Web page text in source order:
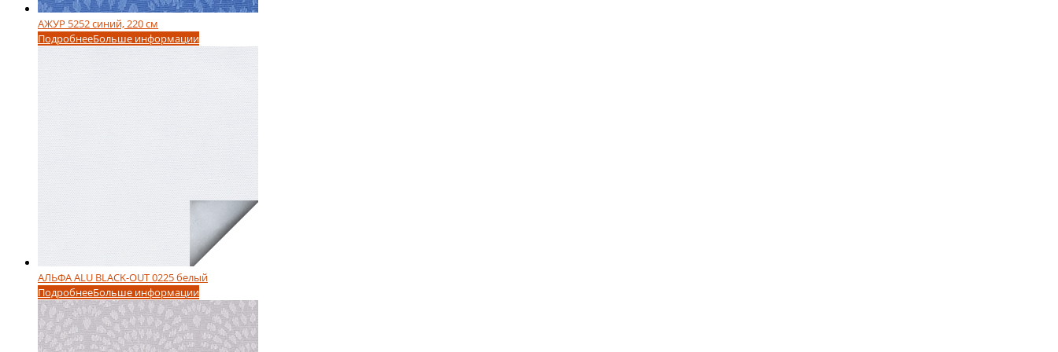
АЖУР 5252 синий, 220 см
ПодробнееБольше информации
АЛЬФА ALU BLACK-OUT 0225 белый
ПодробнееБольше информации